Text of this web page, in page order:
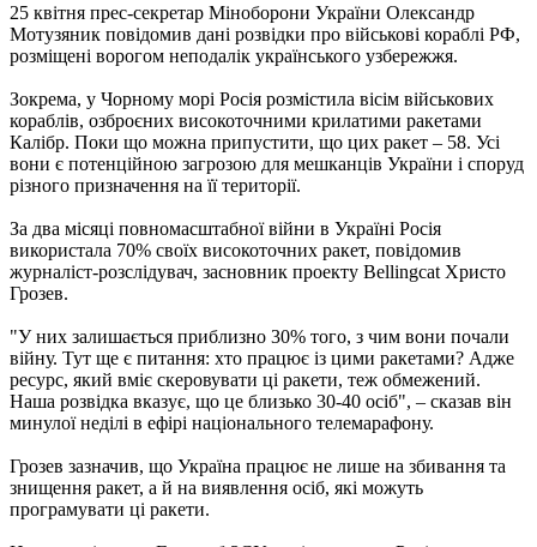
25 квітня прес-секретар Міноборони України Олександр
Мотузяник повідомив дані розвідки про військові кораблі РФ,
розміщені ворогом неподалік українського узбережжя.
Зокрема, у Чорному морі Росія розмістила вісім військових
кораблів, озброєних високоточними крилатими ракетами
Калібр. Поки що можна припустити, що цих ракет – 58. Усі
вони є потенційною загрозою для мешканців України і споруд
різного призначення на її території.
За два місяці повномасштабної війни в Україні Росія
використала 70% своїх високоточних ракет, повідомив
журналіст-розслідувач, засновник проекту Bellingcat Христо
Грозев.
"У них залишається приблизно 30% того, з чим вони почали
війну. Тут ще є питання: хто працює із цими ракетами? Адже
ресурс, який вміє скеровувати ці ракети, теж обмежений.
Наша розвідка вказує, що це близько 30-40 осіб", – сказав він
минулої неділі в ефірі національного телемарафону.
Грозев зазначив, що Україна працює не лише на збивання та
знищення ракет, а й на виявлення осіб, які можуть
програмувати ці ракети.